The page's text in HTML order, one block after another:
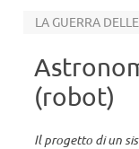
(robot)
Il progetto di un